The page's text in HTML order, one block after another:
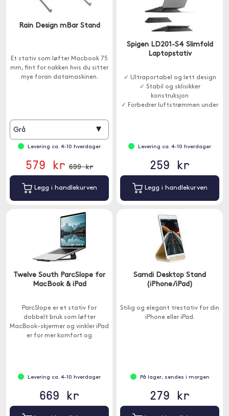
Rain Design mBar Stand
Et stativ som løfter Macbook 75
mm, fint for nakken hvis du sitter
mye foran datamaskinen.
Grå ▾
Levering ca. 4-10 hverdager
579 kr 699 kr
Legg i handlekurven
Spigen LD201-S4 Slimfold
Laptopstativ
✓ Ultraportabel og lett design
✓ Stabil og sklisikker
konstruksjon
✓ Forbedrer luftstrømmen under
Levering ca. 4-10 hverdager
259 kr
Legg i handlekurven
Twelve South ParcSlope for
MacBook & iPad
ParcSlope er et stativ for
dobbelt bruk som løfter
MacBook-skjermer og vinkler iPad
er for mer komfort og
Levering ca. 4-10 hverdager
669 kr
Samdi Desktop Stand
(iPhone/iPad)
Stilig og elegant trestativ for din
iPhone eller iPad.
På lager, sendes i morgen
279 kr